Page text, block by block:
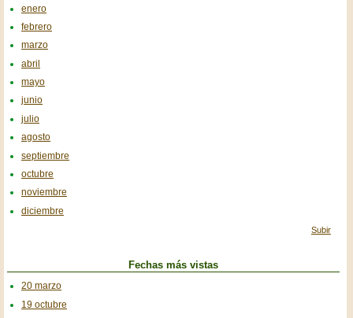
enero
febrero
marzo
abril
mayo
junio
julio
agosto
septiembre
octubre
noviembre
diciembre
Subir
Fechas más vistas
20 marzo
19 octubre